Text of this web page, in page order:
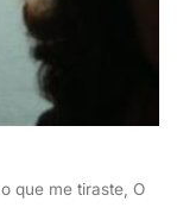
que me tiraste, O